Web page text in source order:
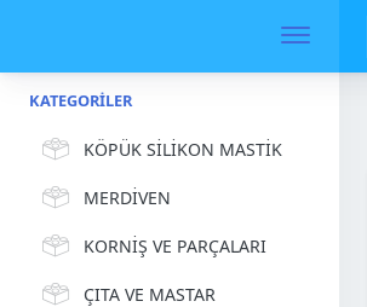
KATEGORILER
KÖPÜK SİLİKON MASTİK
MERDİVEN
KORNİŞ VE PARÇALARI
ÇITA VE MASTAR